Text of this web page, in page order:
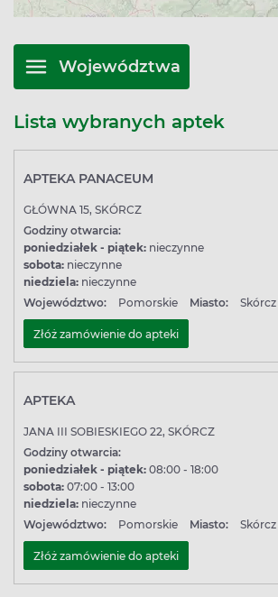
Województwa
Lista wybranych aptek
APTEKA PANACEUM
GŁÓWNA 15, SKÓRCZ
Godziny otwarcia:
poniedziałek - piątek: nieczynne
sobota: nieczynne
niedziela: nieczynne
Województwo:
Pomorskie Miasto: Skórcz
Złóż zamówienie do apteki
APTEKA
JANA III SOBIESKIEGO 22, SKÓRCZ
Godziny otwarcia:
poniedziałek - piątek: 08:00 - 18:00
sobota: 07:00 - 13:00
niedziela: nieczynne
Województwo:
Pomorskie Miasto: Skórcz
Złóż zamówienie do apteki